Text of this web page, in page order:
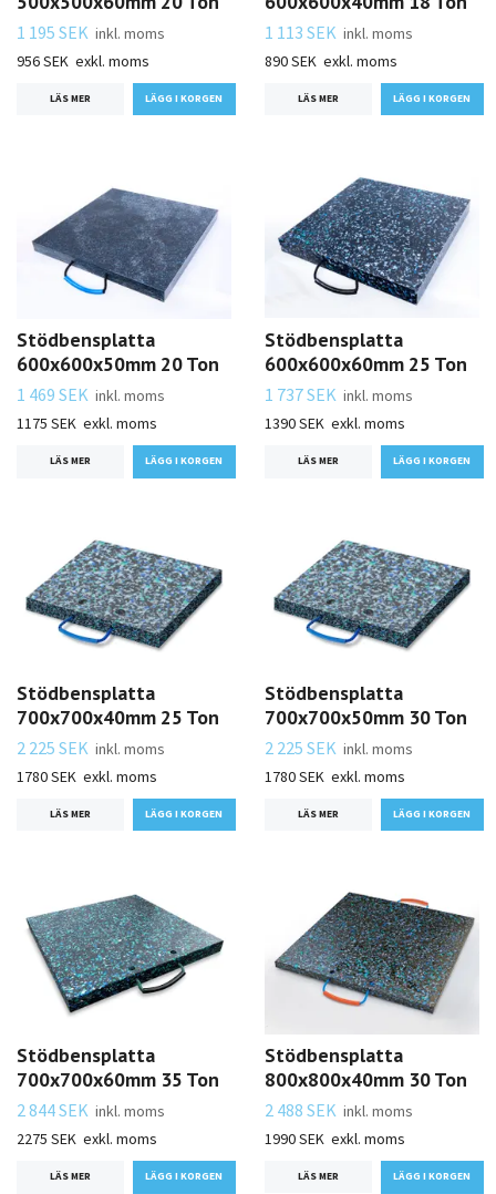
1 195 SEK inkl. moms
956 SEK exkl. moms
LÄS MER
1 113 SEK inkl. moms
890 SEK exkl. moms
LÄS MER
Stödbensplatta
600x600x50mm 20 Ton
1 469 SEK inkl. moms
1175 SEK exkl. moms
LÄS MER
Stödbensplatta
600x600x60mm 25 Ton
1 737 SEK inkl. moms
1390 SEK exkl. moms
LÄS MER
Stödbensplatta
700x700x40mm 25 Ton
2 225 SEK inkl. moms
1780 SEK exkl. moms
LÄS MER
Stödbensplatta
700x700x50mm 30 Ton
2 225 SEK inkl. moms
1780 SEK exkl. moms
LÄS MER
Stödbensplatta
700x700x60mm 35 Ton
2 844 SEK inkl. moms
2275 SEK exkl. moms
LÄS MER
Stödbensplatta
800x800x40mm 30 Ton
2 488 SEK inkl. moms
1990 SEK exkl. moms
LÄS MER